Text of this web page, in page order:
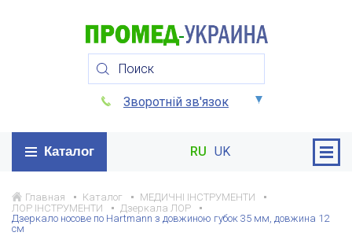
Зворотній зв'язок
Каталог RU UK
Главная Каталог
МЕДИЧНІ ІНСТРУМЕНТИ
ЛОР ІНСТРУМЕНТИ
Дзеркала ЛОР
Дзеркало носове по Hartmann з довжиною губок 35 мм, довжина 12
см